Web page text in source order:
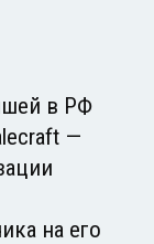
в РФ
—
на его